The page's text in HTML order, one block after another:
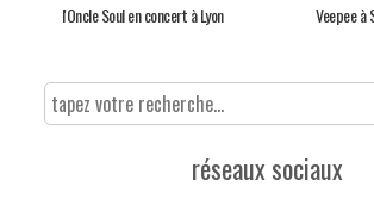
l'Oncle Soul en concert à Lyon
Veepee à
réseaux sociaux